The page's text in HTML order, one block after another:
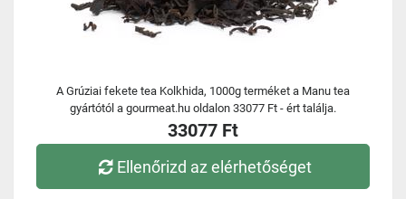
A Grúziai fekete tea Kolkhida, 1000g terméket a Manu tea
gyártótól a gourmeat.hu oldalon 33077 Ft - ért találja.
33077 Ft
Ellenőrizd az elérhetőséget